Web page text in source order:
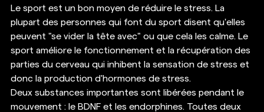
Le sport est un bon moyen de réduire le stress. La
plupart des personnes qui font du sport disent qu'elles
peuvent "se vider la tête avec" ou que cela les calme. Le
sport améliore le fonctionnement et la récupération des
parties du cerveau qui inhibent la sensation de stress et
donc la production d'hormones de stress.
Deux substances importantes sont libérées pendant le
mouvement : le BDNF et les endorphines. Toutes deux